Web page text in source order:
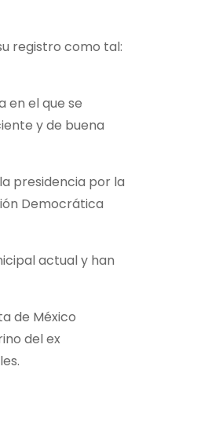
registro como tal:
en el que se
y de buena
presidencia por la
Democrática
actual y han
de México
del ex